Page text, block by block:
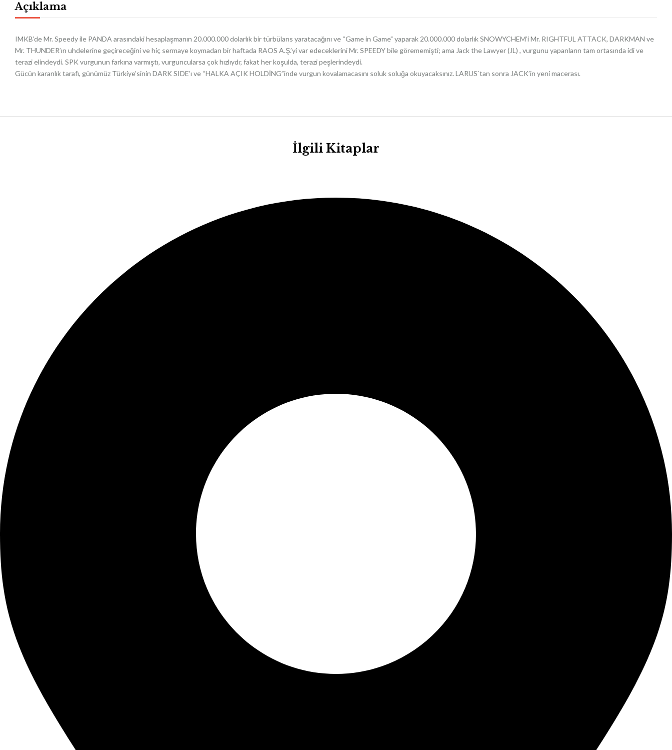
Açıklama
IMKB’de Mr. Speedy ile PANDA arasındaki hesaplaşmanın 20.000.000 dolarlık bir türbülans yaratacağını ve “Game in Game” yaparak 20.000.000 dolarlık SNOWYCHEM’i Mr. RIGHTFUL ATTACK, DARKMAN ve
Mr. THUNDER’ın uhdelerine geçireceğini ve hiç sermaye koymadan bir haftada RAOS A.Ş.’yi var edeceklerini Mr. SPEEDY bile görememişti; ama Jack the Lawyer (JL) , vurgunu yapanların tam ortasında idi ve
terazi elindeydi. SPK vurgunun farkına varmıştı, vurguncularsa çok hızlıydı; fakat her koşulda, terazi peşlerindeydi.
Gücün karanlık tarafı, günümüz Türkiye’sinin DARK SIDE’ı ve “HALKA AÇIK HOLDİNG”inde vurgun kovalamacasını soluk soluğa okuyacaksınız. LARUS`tan sonra JACK’in yeni macerası.
İlgili Kitaplar